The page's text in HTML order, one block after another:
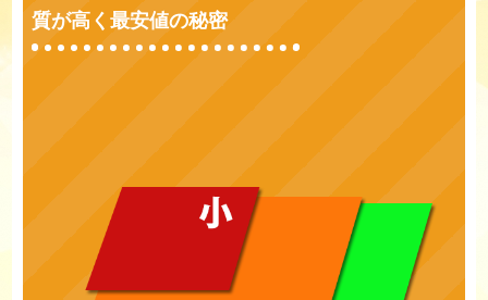
質が高く最安値の秘密